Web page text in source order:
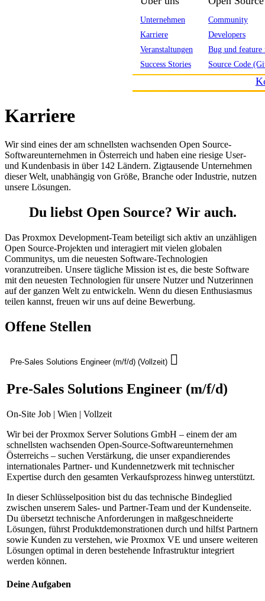
Unternehmen
Karriere
Veranstaltungen
Success Stories
Community
Developers
Bug und feature
Source Code
Karriere
Wir sind eines der am schnellsten wachsenden Open Source-
Softwareunternehmen in Österreich und haben eine riesige User-
und Kundenbasis in über 142 Ländern. Zigtausende Unternehmen
dieser Welt, unabhängig von Größe, Branche oder Industrie, nutzen
unsere Lösungen.
Du liebst Open Source? Wir auch.
Das Proxmox Development-Team beteiligt sich aktiv an unzähligen
Open Source-Projekten und interagiert mit vielen globalen
Communitys, um die neuesten Software-Technologien
voranzutreiben. Unsere tägliche Mission ist es, die beste Software
mit den neuesten Technologien für unsere Nutzer und Nutzerinnen
auf der ganzen Welt zu entwickeln. Wenn du diesen Enthusiasmus
teilen kannst, freuen wir uns auf deine Bewerbung.
Offene Stellen
Pre-Sales Solutions Engineer (m/f/d) (Vollzeit)
Pre-Sales Solutions Engineer (m/f/d)
On-Site Job | Wien | Vollzeit
Wir bei der Proxmox Server Solutions GmbH – einem der am
schnellsten wachsenden Open-Source-Softwareunternehmen
Österreichs – suchen Verstärkung, die unser expandierendes
internationales Partner- und Kundennetzwerk mit technischer
Expertise durch den gesamten Verkaufsprozess hinweg unterstützt.
In dieser Schlüsselposition bist du das technische Bindeglied
zwischen unserem Sales- und Partner-Team und der Kundenseite.
Du übersetzt technische Anforderungen in maßgeschneiderte
Lösungen, führst Produktdemonstrationen durch und hilfst Partnern
sowie Kunden zu verstehen, wie Proxmox VE und unsere weiteren
Lösungen optimal in deren bestehende Infrastruktur integriert
werden können.
Deine Aufgaben